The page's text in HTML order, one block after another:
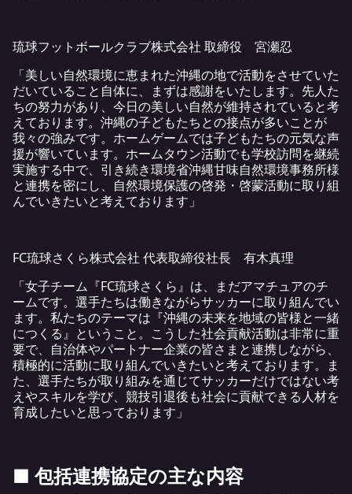
琉球フットボールクラブ株式会社 取締役 宮瀬忍
「美しい自然環境に恵まれた沖縄の地で活動をさせていた
だいていること自体に、まずは感謝をいたします。先人た
ちの努力があり、今日の美しい自然が維持されていると考
えております。沖縄の子どもたちとの接点が多いことが
我々の強みです。ホームゲームでは子どもたちの元気な声
援が響いています。ホームタウン活動でも学校訪問を継続
実施する中で、引き続き環境省沖縄甘味自然環境事務所様
と連携を密にし、自然環境保護の啓発・啓蒙活動に取り組
んでいきたいと考えております」
FC琉球さくら株式会社 代表取締役社長 有木真理
「女子チーム『FC琉球さくら』は、まだアマチュアのチ
ームです。選手たちは働きながらサッカーに取り組んでい
ます。私たちのテーマは『沖縄の未来を地域の皆様と一緒
につくる』ということ。こうした社会貢献活動は非常に重
要で、自治体やパートナー企業の皆さまと連携しながら、
積極的に活動に取り組んでいきたいと考えております。ま
た、選手たちが取り組みを通じてサッカーだけではない考
えやスキルを学び、競技引退後も社会に貢献できる人材を
育成したいと思っております」
■ 包括連携協定の主な内容